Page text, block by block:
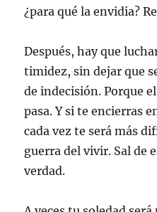
¿para qué la envidia?
Después, hay que
timidez, sin dejar que
de indecisión. Porque
pasa. Y si te encierras
cada vez te será más
guerra del vivir. Sal de
verdad.